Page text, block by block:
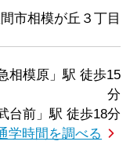
市相模が丘３丁目
相模原」駅 徒歩15
分
台前」駅 徒歩18分
学時間を調べる